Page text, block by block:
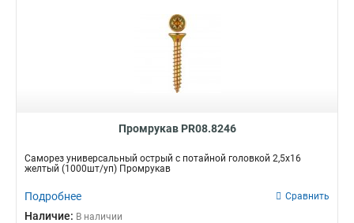
Промрукав PR08.8246
Саморез универсальный острый с потайной головкой 2,5х16
желтый (1000шт/уп) Промрукав
Подробнее Сравнить
Наличие: В наличии